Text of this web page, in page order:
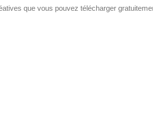
que vous pouvez télécharger